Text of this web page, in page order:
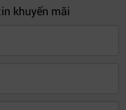
khuyến mãi